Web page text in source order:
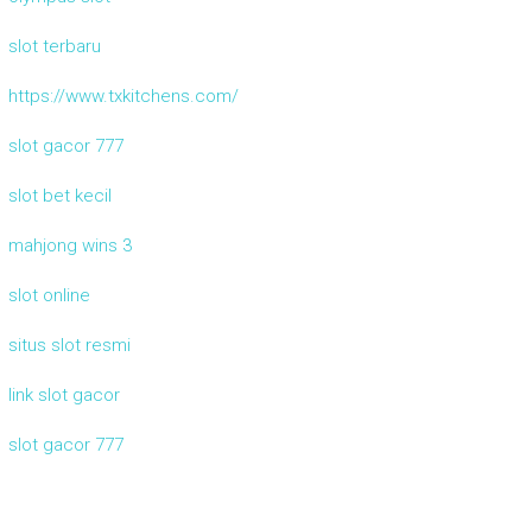
slot terbaru
https://www.txkitchens.com/
slot gacor 777
slot bet kecil
mahjong wins 3
slot online
situs slot resmi
link slot gacor
slot gacor 777